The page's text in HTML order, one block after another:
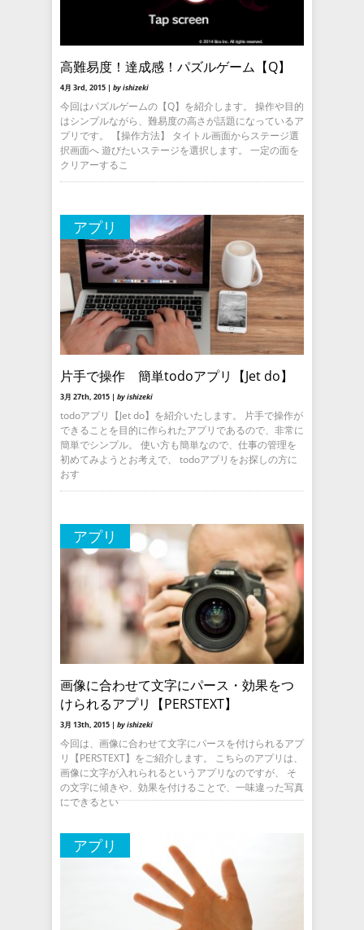
高難易度！達成感！パズルゲーム【Q】
4月 3rd, 2015 | by ishizeki
今回はパズルゲームの【Q】を紹介します。 操作や目的
はシンプルながら、難易度の高さが話題になっているア
プリです。 【操作方法】 タイトル画面からステージ選
択画面へ 遊びたいステージを選択します。 一定の面を
クリアーするこ
アプリ
片手で操作 簡単todoアプリ【Jet do】
3月 27th, 2015 | by ishizeki
todoアプリ【Jet do】を紹介いたします。 片手で操作が
できることを目的に作られたアプリであるので、非常に
簡単でシンプル。 使い方も簡単なので、仕事の管理を
初めてみようとお考えで、 todoアプリをお探しの方に
おす
アプリ
画像に合わせて文字にパース・効果をつ
けられるアプリ【PERSTEXT】
3月 13th, 2015 | by ishizeki
今回は、画像に合わせて文字にパースを付けられるアプ
リ【PERSTEXT】をご紹介します。 こちらのアプリは、
画像に文字が入れられるというアプリなのですが、 そ
の文字に傾きや、効果を付けることで、一味違った写真
にできるとい
アプリ